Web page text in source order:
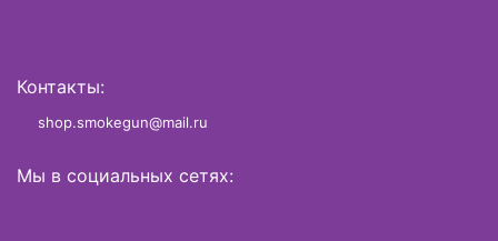
Контакты:
shop.smokegun@mail.ru
Мы в социальных сетях: